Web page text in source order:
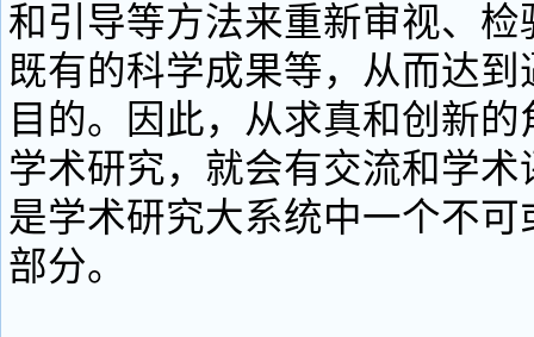
和引导等方法来重新审视、
既有的科学成果等，从而达
目的。因此，从求真和创新
学术研究，就会有交流和学
是学术研究大系统中一个不
部分。